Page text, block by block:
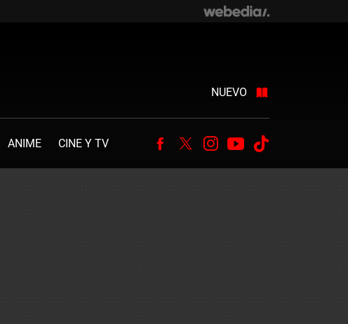
NUEVO
ANIME CINE Y TV Facebook
TwitterInstagram
Youtube